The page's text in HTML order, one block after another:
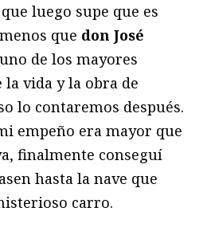
luego supe que es
que don José
de los mayores
vida y la obra de
lo contaremos después.
empeño era mayor que
finalmente conseguí
hasta la nave que
carro.